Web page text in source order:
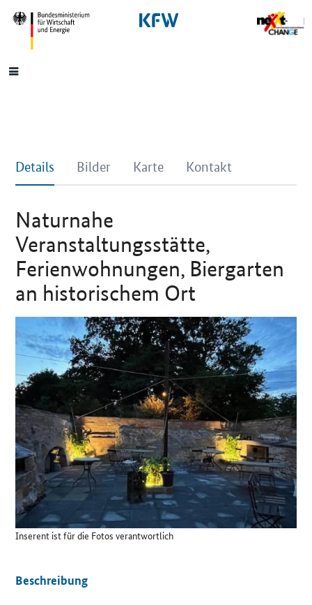
SrOnlyNavigation
Hauptmenü
Details Bilder Karte Kontakt
Naturnahe
Veranstaltungsstätte,
Ferienwohnungen, Biergarten
an historischem Ort
Details
Inserent ist für die Fotos verantwortlich
Beschreibung